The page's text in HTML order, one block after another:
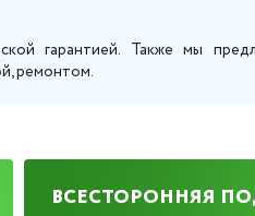
гарантией. Также мы
ремонтом.
ВСЕСТОРОННЯЯ